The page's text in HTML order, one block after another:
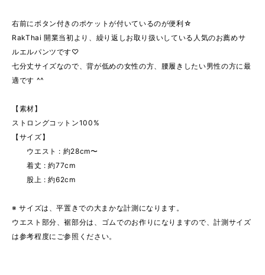
右前にボタン付きのポケットが付いているのが便利☆
RakThai 開業当初より、繰り返しお取り扱いしている人気のお薦めサ
ルエルパンツです♡
七分丈サイズなので、背が低めの女性の方、腰履きしたい男性の方に最
適です ^^
【素材】
ストロングコットン100%
【サイズ】
ウエスト : 約28cm〜
着丈 : 約77cm
股上 : 約62cm
※ サイズは、平置きでの大まかな計測になります。
ウエスト部分、裾部分は、ゴムでのお作りになりますので、計測サイズ
は参考程度にご参照ください。